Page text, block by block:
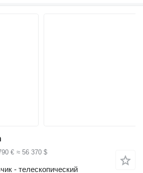
€ ≈ 56 370 $
- телескопический